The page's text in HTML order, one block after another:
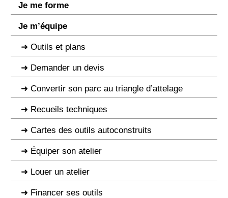
Je me forme
Je m’équipe
Outils et plans
Demander un devis
Convertir son parc au triangle d’attelage
Recueils techniques
Cartes des outils autoconstruits
Équiper son atelier
Louer un atelier
Financer ses outils